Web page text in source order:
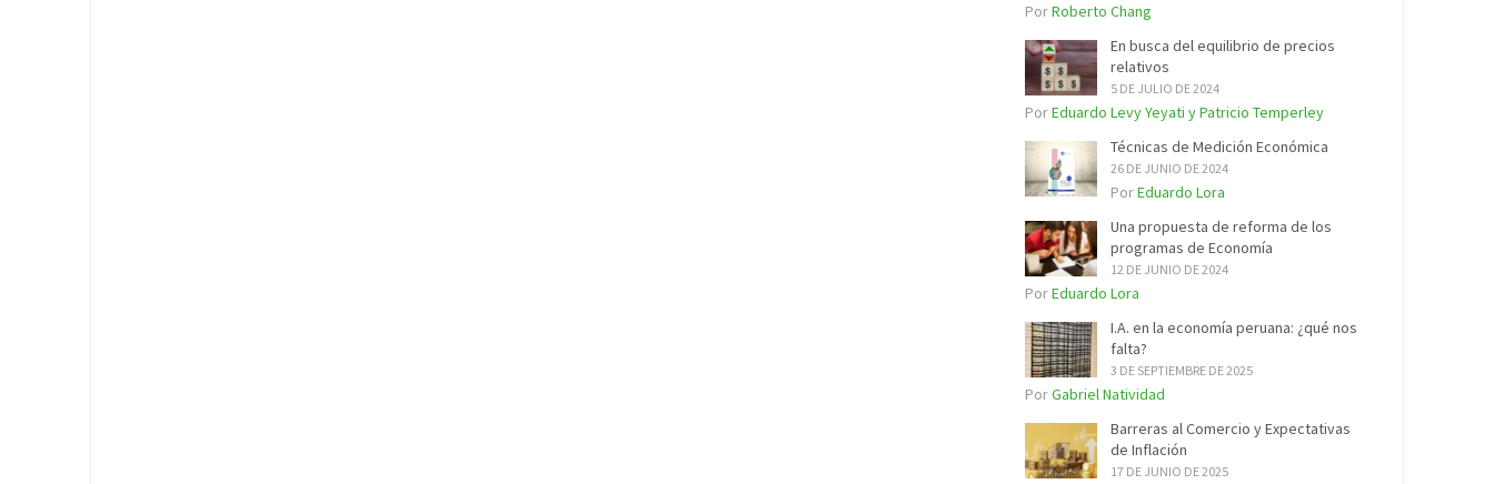
PorRoberto Chang
En busca del equilibrio de precios
relativos
5 DE JULIO DE 2024
PorEduardo Levy Yeyati y Patricio Temperley
Técnicas de Medición Económica
26 DE JUNIO DE 2024
PorEduardo Lora
Una propuesta de reforma de los
programas de Economía
12 DE JUNIO DE 2024
PorEduardo Lora
I.A. en la economía peruana: ¿qué nos
falta?
3 DE SEPTIEMBRE DE 2025
PorGabriel Natividad
Barreras al Comercio y Expectativas
de Inflación
17 DE JUNIO DE 2025